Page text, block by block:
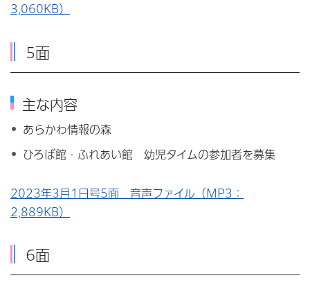
3,060KB）
5面
主な内容
あらかわ情報の森
ひろば館・ふれあい館 幼児タイムの参加者を募集
2023年3月1日号5面 音声ファイル（MP3：
2,889KB）
6面